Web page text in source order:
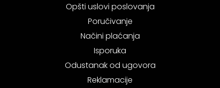
Opšti uslovi poslovanja
Poručivanje
Načini plaćanja
Isporuka
Odustanak od ugovora
Reklamacije